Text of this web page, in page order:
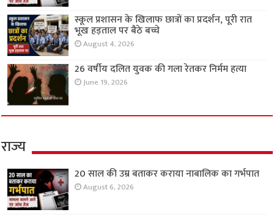
स्कूल प्रशासन के खिलाफ छात्रों का प्रदर्शन, पूरी रात
भूख हड़ताल पर बैठे बच्चे
August 4, 2026
26 वर्षीय दलित युवक की गला रेतकर निर्मम हत्या
June 19, 2026
राज्य
20 साल की उम्र बताकर कराया नाबालिक का गर्भपात
August 6, 2026